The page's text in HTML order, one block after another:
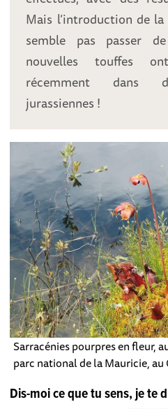
Mais l’introduction de
semble pas passer
nouvelles touffes
récemment dans
jurassiennes !
Sarracénies pourpres en fleur,
parc national de la Mauricie, au
Dis-moi ce que tu sens, je te